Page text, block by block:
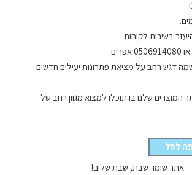
בשירות לקוחות .
דגש רחב על מציאת פתרונות יעילים חדשים
המוצרים שלנו בו תוכלו למצוא מגוון רחב של
לסל
אתר שומר שבת, שבת שלום!